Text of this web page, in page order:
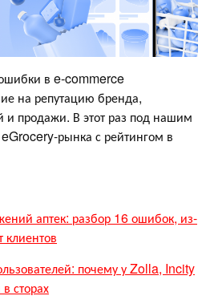
в e-commerce
на репутацию бренда,
и продажи. В этот раз под нашим
рынка с рейтингом в
аптек: разбор 16 ошибок, из-
клиентов
почему у Zolla, Incity
сторах